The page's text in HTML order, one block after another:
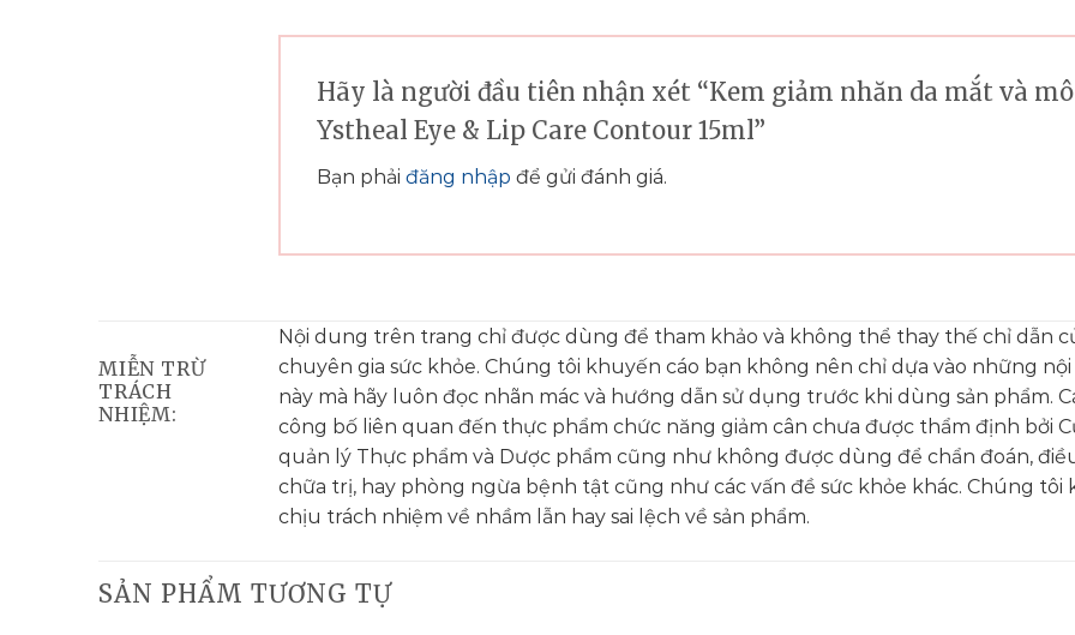
Hãy là người đầu tiên nhận xét “Kem giảm nhăn da mắt và
Ystheal Eye & Lip Care Contour 15ml”
Bạn phải đăng nhập để gửi đánh giá.
MIỄN TRỪ
TRÁCH
NHIỆM:
Nội dung trên trang chỉ được dùng để tham khảo và không thể thay thế chỉ dẫn
chuyên gia sức khỏe. Chúng tôi khuyến cáo bạn không nên chỉ dựa vào những
này mà hãy luôn đọc nhãn mác và hướng dẫn sử dụng trước khi dùng sản phẩm.
công bố liên quan đến thực phẩm chức năng giảm cân chưa được thẩm định bởi
quản lý Thực phẩm và Dược phẩm cũng như không được dùng để chẩn đoán,
chữa trị, hay phòng ngừa bệnh tật cũng như các vấn đề sức khỏe khác. Chúng tôi
chịu trách nhiệm về nhầm lẫn hay sai lệch về sản phẩm.
SẢN PHẨM TƯƠNG TỰ